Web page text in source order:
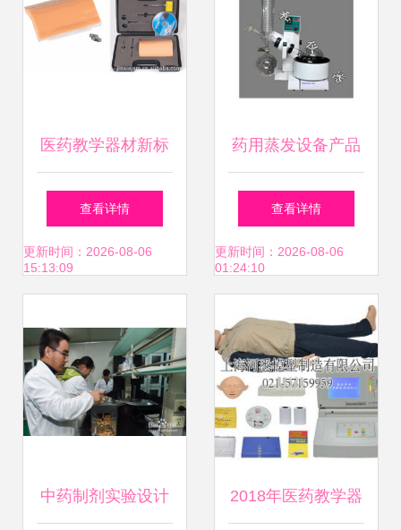
力视力健康启蒙
医药教学器材新标
杆 上海金馨医学高
级外科基本技能训
查看详情
更新时间：2026-08-06
15:13:09
药用蒸发设备产品
列表第11页 制药设
备网与医药教学器
查看详情
更新时间：2026-08-06
01:24:10
中药制剂实验设计 2018年医药教学器